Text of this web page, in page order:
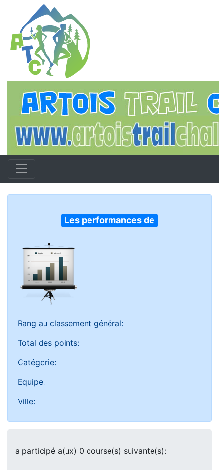
Les performances de
Rang au classement général:
Total des points:
Catégorie:
Equipe:
Ville:
a participé a(ux) 0 course(s) suivante(s):